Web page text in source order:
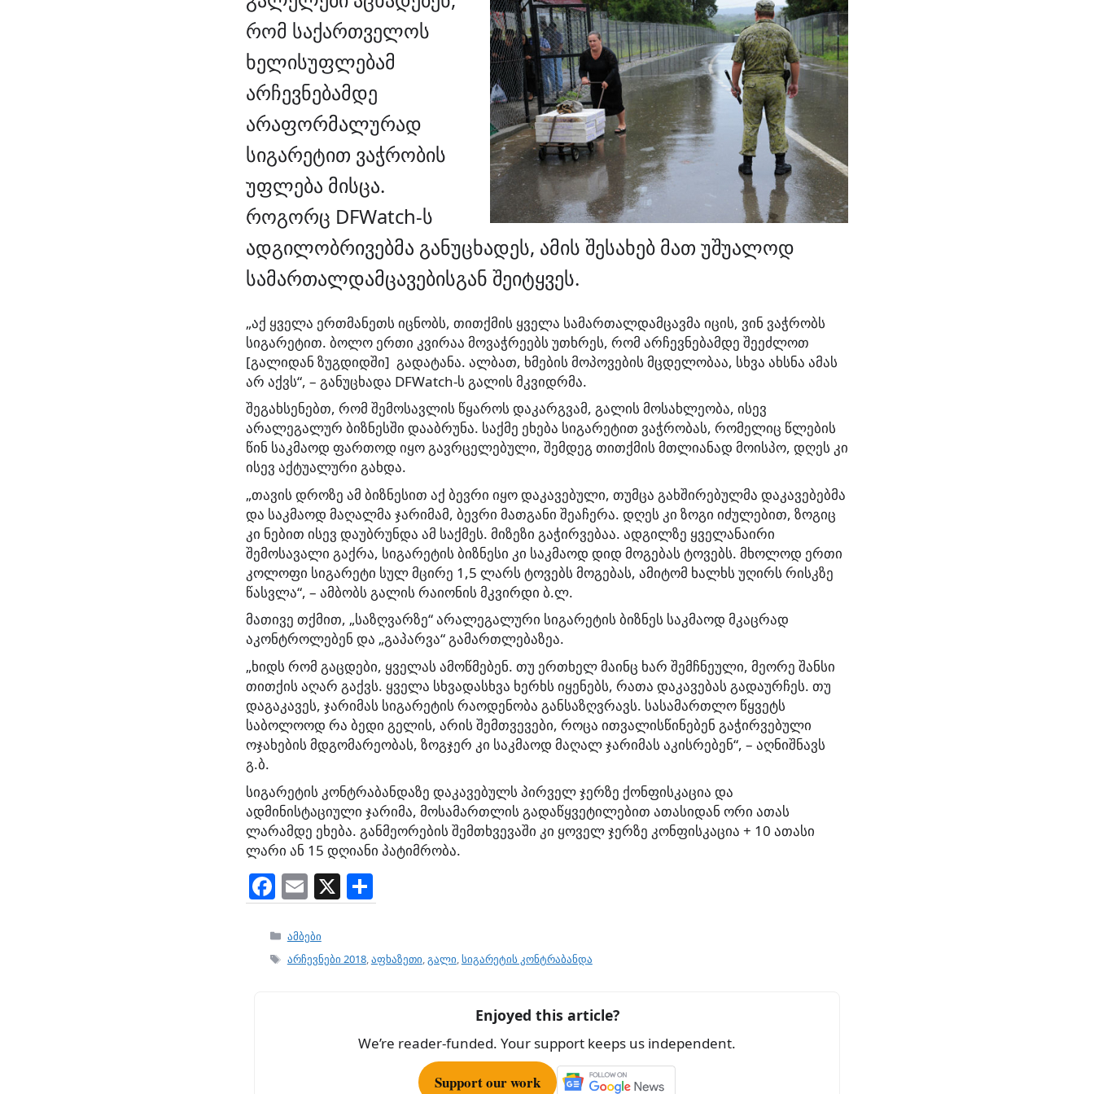
რომ საქართველოს
ხელისუფლებამ
არჩევნებამდე
არაფორმალურად
სიგარეტით ვაჭრობის
უფლება მისცა.
როგორც DFWatch-ს
ადგილობრივებმა განუცხადეს, ამის შესახებ მათ უშუალოდ
სამართალდამცავებისგან შეიტყვეს.
„აქ ყველა ერთმანეთს იცნობს, თითქმის ყველა სამართალდამცავმა იცის, ვინ ვაჭრობს
სიგარეტით. ბოლო ერთი კვირაა მოვაჭრეებს უთხრეს, რომ არჩევნებამდე შეეძლოთ
[გალიდან ზუგდიდში] გადატანა. ალბათ, ხმების მოპოვების მცდელობაა, სხვა ახსნა ამას
არ აქვს“, – განუცხადა DFWatch-ს გალის მკვიდრმა.
შეგახსენებთ, რომ შემოსავლის წყაროს დაკარგვამ, გალის მოსახლეობა, ისევ
არალეგალურ ბიზნესში დააბრუნა. საქმე ეხება სიგარეტით ვაჭრობას, რომელიც წლების
წინ საკმაოდ ფართოდ იყო გავრცელებული, შემდეგ თითქმის მთლიანად მოისპო, დღეს კი
ისევ აქტუალური გახდა.
„თავის დროზე ამ ბიზნესით აქ ბევრი იყო დაკავებული, თუმცა გახშირებულმა დაკავებებმა
და საკმაოდ მაღალმა ჯარიმამ, ბევრი მათგანი შეაჩერა. დღეს კი ზოგი იძულებით, ზოგიც
კი ნებით ისევ დაუბრუნდა ამ საქმეს. მიზეზი გაჭირვებაა. ადგილზე ყველანაირი
შემოსავალი გაქრა, სიგარეტის ბიზნესი კი საკმაოდ დიდ მოგებას ტოვებს. მხოლოდ ერთი
კოლოფი სიგარეტი სულ მცირე 1,5 ლარს ტოვებს მოგებას, ამიტომ ხალხს უღირს რისკზე
წასვლა“, – ამბობს გალის რაიონის მკვირდი ბ.ლ.
მათივე თქმით, „საზღვარზე“ არალეგალური სიგარეტის ბიზნეს საკმაოდ მკაცრად
აკონტროლებენ და „გაპარვა“ გამართლებაზეა.
„ხიდს რომ გაცდები, ყველას ამოწმებენ. თუ ერთხელ მაინც ხარ შემჩნეული, მეორე შანსი
თითქის აღარ გაქვს. ყველა სხვადასხვა ხერხს იყენებს, რათა დაკავებას გადაურჩეს. თუ
დაგაკავეს, ჯარიმას სიგარეტის რაოდენობა განსაზღვრავს. სასამართლო წყვეტს
საბოლოოდ რა ბედი გელის, არის შემთვევები, როცა ითვალისწინებენ გაჭირვებული
ოჯახების მდგომარეობას, ზოგჯერ კი საკმაოდ მაღალ ჯარიმას აკისრებენ“, – აღნიშნავს
გ.ბ.
სიგარეტის კონტრაბანდაზე დაკავებულს პირველ ჯერზე ქონფისკაცია და
ადმინისტაციული ჯარიმა, მოსამართლის გადაწყვეტილებით ათასიდან ორი ათას
ლარამდე ეხება. განმეორების შემთხვევაში კი ყოველ ჯერზე კონფისკაცია + 10 ათასი
ლარი ან 15 დღიანი პატიმრობა.
F
a
c
e
E
m
ai
l
X
h
e
Categories
ამბები
Tags
არჩევნები 2018,აფხაზეთი,გალი,სიგარეტის კონტრაბანდა
Enjoyed this article?
We’re reader-funded. Your support keeps us independent.
Support our work